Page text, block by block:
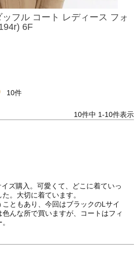
フル コート レディース フォ
6F
10
10件中 1-10件表示
ズ購入。可愛くて、どこに着ていっ
。大切に着ています。
ともあり、今回はブラックのLサイ
んな所で買いますが、コートはフィ